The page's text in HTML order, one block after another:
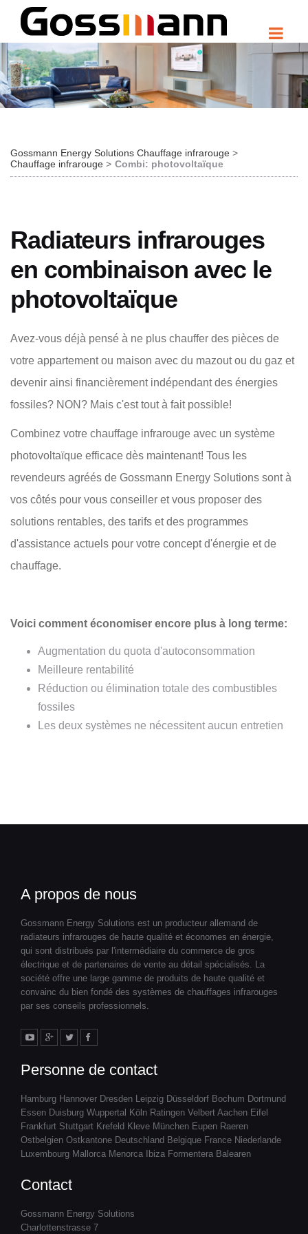
Gossmann Energy Solutions Chauffage infrarouge
Chauffage infrarouge
Combi: photovoltaïque
Radiateurs infrarouges
en combinaison avec le
photovoltaïque
Avez-vous déjà pensé à ne plus chauffer des pièces de
votre appartement ou maison avec du mazout ou du gaz et
devenir ainsi financièrement indépendant des énergies
fossiles? NON? Mais c'est tout à fait possible!
Combinez votre chauffage infrarouge avec un système
photovoltaïque efficace dès maintenant! Tous les
revendeurs agréés de Gossmann Energy Solutions sont à
vos côtés pour vous conseiller et vous proposer des
solutions rentables, des tarifs et des programmes
d'assistance actuels pour votre concept d'énergie et de
chauffage.
Voici comment économiser encore plus à long terme:
Augmentation du quota d'autoconsommation
Meilleure rentabilité
Réduction ou élimination totale des combustibles
fossiles
Les deux systèmes ne nécessitent aucun entretien
A propos de nous
Gossmann Energy Solutions est un producteur allemand de
radiateurs infrarouges de haute qualité et économes en énergie,
qui sont distribués par l'intermédiaire du commerce de gros
électrique et de partenaires de vente au détail spécialisés. La
société offre une large gamme de produits de haute qualité et
convainc du bien fondé des systèmes de chauffages infrarouges
par ses conseils professionnels.
Personne de contact
Hamburg Hannover Dresden Leipzig Düsseldorf Bochum Dortmund
Essen Duisburg Wuppertal Köln Ratingen Velbert Aachen Eifel
Frankfurt Stuttgart Krefeld Kleve München Eupen Raeren
Ostbelgien Ostkantone Deutschland Belgique France Niederlande
Luxembourg Mallorca Menorca Ibiza Formentera Balearen
Contact
Gossmann Energy Solutions
Charlottenstrasse 7